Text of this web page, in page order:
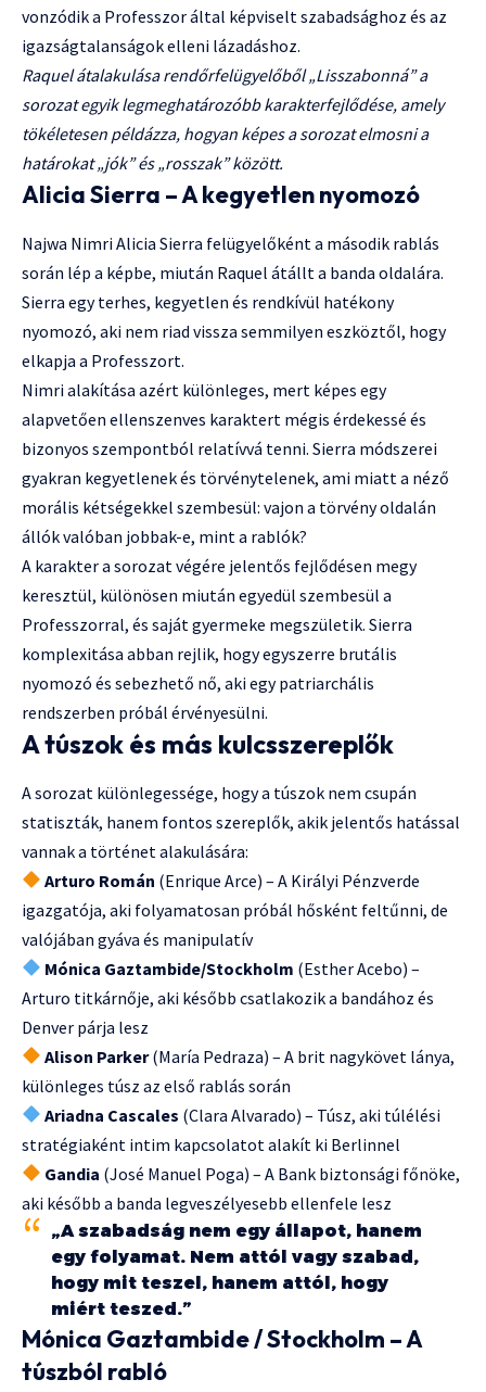
vonzódik a Professzor által képviselt szabadsághoz és az
igazságtalanságok elleni lázadáshoz.
Raquel átalakulása rendőrfelügyelőből „Lisszabonná” a
sorozat egyik legmeghatározóbb karakterfejlődése, amely
tökéletesen példázza, hogyan képes a sorozat elmosni a
határokat „jók” és „rosszak” között.
Alicia Sierra – A kegyetlen nyomozó
Najwa Nimri Alicia Sierra felügyelőként a második rablás
során lép a képbe, miután Raquel átállt a banda oldalára.
Sierra egy terhes, kegyetlen és rendkívül hatékony
nyomozó, aki nem riad vissza semmilyen eszköztől, hogy
elkapja a Professzort.
Nimri alakítása azért különleges, mert képes egy
alapvetően ellenszenves karaktert mégis érdekessé és
bizonyos szempontból relatívvá tenni. Sierra módszerei
gyakran kegyetlenek és törvénytelenek, ami miatt a néző
morális kétségekkel szembesül: vajon a törvény oldalán
állók valóban jobbak-e, mint a rablók?
A karakter a sorozat végére jelentős fejlődésen megy
keresztül, különösen miután egyedül szembesül a
Professzorral, és saját gyermeke megszületik. Sierra
komplexitása abban rejlik, hogy egyszerre brutális
nyomozó és sebezhető nő, aki egy patriarchális
rendszerben próbál érvényesülni.
A túszok és más kulcsszereplők
A sorozat különlegessége, hogy a túszok nem csupán
statiszták, hanem fontos szereplők, akik jelentős hatással
vannak a történet alakulására:
Arturo Román (Enrique Arce) – A Királyi Pénzverde
igazgatója, aki folyamatosan próbál hősként feltűnni, de
valójában gyáva és manipulatív
Mónica Gaztambide/Stockholm (Esther Acebo) –
Arturo titkárnője, aki később csatlakozik a bandához és
Denver párja lesz
Alison Parker(María Pedraza) – A brit nagykövet lánya,
különleges túsz az első rablás során
Ariadna Cascales (Clara Alvarado) – Túsz, aki túlélési
stratégiaként intim kapcsolatot alakít ki Berlinnel
Gandia (José Manuel Poga) – A Bank biztonsági főnöke,
aki később a banda legveszélyesebb ellenfele lesz
„A szabadság nem egy állapot, hanem
egy folyamat. Nem attól vagy szabad,
hogy mit teszel, hanem attól, hogy
miért teszed.”
Mónica Gaztambide / Stockholm – A
túszból rabló